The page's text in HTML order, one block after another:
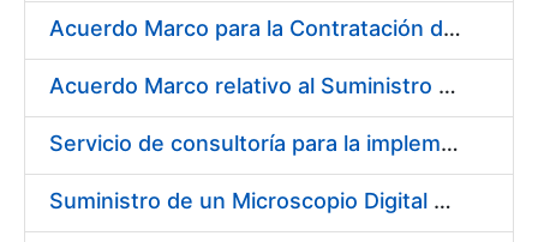
Acuerdo Marco para la Contratación de Fabricación de Piezas
Acuerdo Marco relativo al Suministro de Informáticos 2019
Servicio de consultoría para la implementación de un Proceso Automatizado de Preparación de Expedientes de Compras
Suministro de un Microscopio Digital Automático